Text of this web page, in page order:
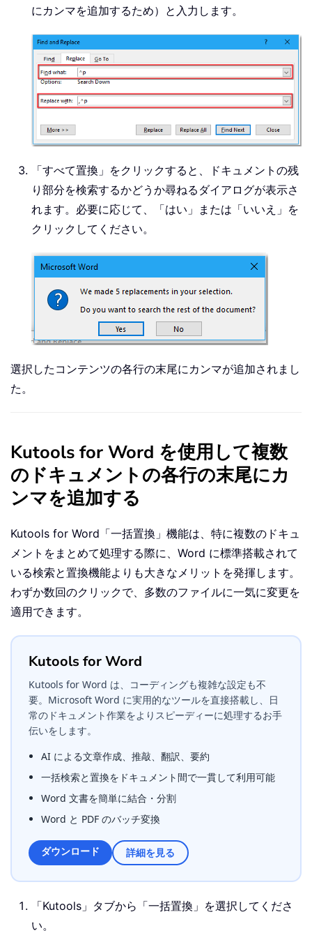
にカンマを追加するため）と入力します。
「すべて置換」をクリックすると、ドキュメントの残
り部分を検索するかどうか尋ねるダイアログが表示さ
れます。必要に応じて、「はい」または「いいえ」を
クリックしてください。
選択したコンテンツの各行の末尾にカンマが追加されまし
た。
Kutools for Word を使用して複数
のドキュメントの各行の末尾にカ
ンマを追加する
Kutools for Word 「一括置換」機能は、特に複数のドキュ
メントをまとめて処理する際に、Word に標準搭載されて
いる検索と置換機能よりも大きなメリットを発揮します。
わずか数回のクリックで、多数のファイルに一気に変更を
適用できます。
Kutools for Word
Kutools for Word は、コーディングも複雑な設定も不
要。Microsoft Word に実用的なツールを直接搭載し、日
常のドキュメント作業をよりスピーディーに処理するお手
伝いをします。
AI による文章作成、推敲、翻訳、要約
一括検索と置換をドキュメント間で一貫して利用可能
Word 文書を簡単に結合・分割
Word と PDF のバッチ変換
ダウンロード 詳細を見る
「Kutools」タブから「一括置換」を選択してくださ
い。